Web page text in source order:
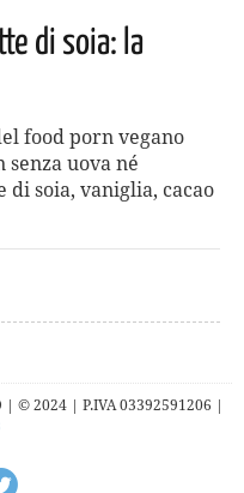
di soia: la
food porn vegano
uova né
di soia, vaniglia, cacao
| © 2024 | P.IVA 03392591206 |